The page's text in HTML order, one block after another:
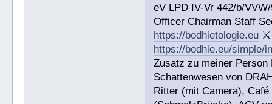
eV LPD IV-Vr 442/b/
Officer Chairman Staff
https://bodhietologie.eu
https://bodhie.eu/simple/
Zusatz zu meiner Person
Schattenwesen von
Ritter (mit Camera),